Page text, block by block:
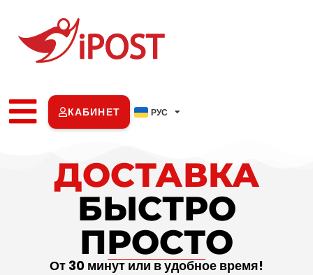
КАБИНЕТ РУС
ENG
ДОСТАВКА
БЫСТРО
ПРОСТО
От 30 минут или в удобное время!